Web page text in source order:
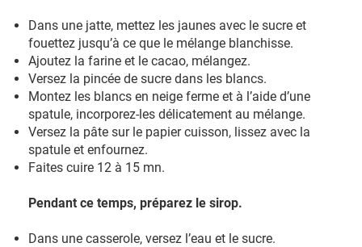
Dans une jatte, mettez les jaunes avec le sucre et
fouettez jusqu’à ce que le mélange blanchisse.
Ajoutez la farine et le cacao, mélangez.
Versez la pincée de sucre dans les blancs.
Montez les blancs en neige ferme et à l’aide d’une
spatule, incorporez-les délicatement au mélange.
Versez la pâte sur le papier cuisson, lissez avec la
spatule et enfournez.
Faites cuire 12 à 15 mn.
Pendant ce temps, préparez le sirop.
Dans une casserole, versez l’eau et le sucre.